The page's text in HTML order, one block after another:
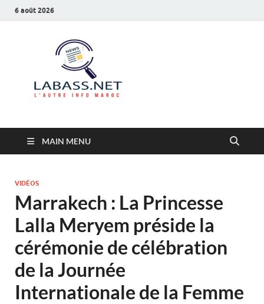
6 août 2026
MAIN MENU
VIDÉOS
Marrakech : La Princesse
Lalla Meryem préside la
cérémonie de célébration
de la Journée
Internationale de la Femme